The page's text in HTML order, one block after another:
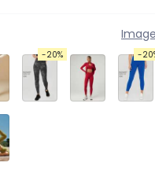
-20% -